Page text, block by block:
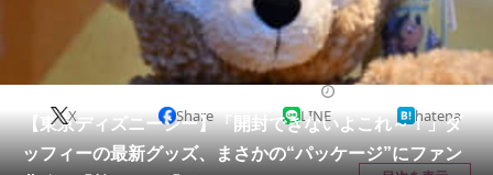
教育・育児
リサーチ
会員記事
【東京ディズニーシー】「開封できないよこれ～！」ダ
ッフィーの最新グッズ、まさかの“パッケージ”にファン
X Share LINE hatena